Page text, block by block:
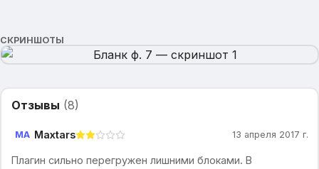
СКРИНШОТЫ
Отзывы (8)
MA Maxtars 13 апреля 2017 г.
Плагин сильно перегружен лишними блоками. В